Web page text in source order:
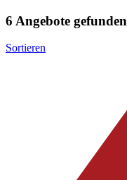
6 Angebote gefunden
Sortieren